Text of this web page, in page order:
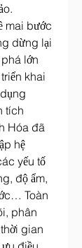
mai bước
dừng lại
lớn
khai
tích
Hóa đã
hệ
yếu tố
độ ẩm,
Toàn
phân
gian